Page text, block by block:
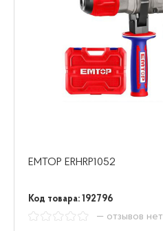
EMTOP ERHRP1052
Код товара: 192796
— отзывов нет